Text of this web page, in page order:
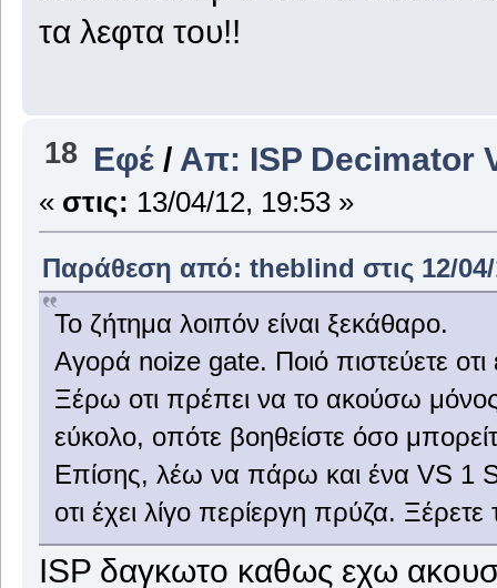
τα λεφτα του!!
18 Εφέ / Απ: ISP Decimator
« στις: 13/04/12, 19:53 »
Παράθεση από: theblind στις 12/
Το ζήτημα λοιπόν είναι ξεκάθαρο.
Αγορά noize gate. Ποιό πιστεύετε οτι
Ξέρω οτι πρέπει να το ακούσω
εύκολο, οπότε βοηθείστε όσο
Επίσης, λέω να πάρω και ένα VS 1
οτι έχει λίγο περίεργη πρύζα.
ISP δαγκωτο καθως εχω